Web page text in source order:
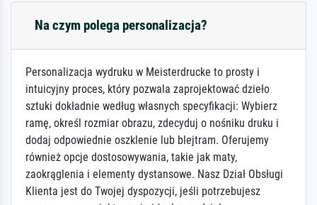
Na czym polega personalizacja?
Personalizacja wydruku w Meisterdrucke to prosty i
intuicyjny proces, który pozwala zaprojektować dzieło
sztuki dokładnie według własnych specyfikacji: Wybierz
ramę, określ rozmiar obrazu, zdecyduj o nośniku druku i
dodaj odpowiednie oszklenie lub blejtram. Oferujemy
również opcje dostosowywania, takie jak maty,
zaokrąglenia i elementy dystansowe. Nasz Dział Obsługi
Klienta jest do Twojej dyspozycji, jeśli potrzebujesz